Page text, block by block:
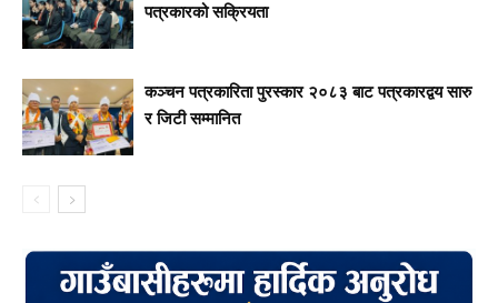
पत्रकारको सक्रियता
कञ्चन पत्रकारिता पुरस्कार २०८३ बाट पत्रकारद्वय सारु
र जिटी सम्मानित